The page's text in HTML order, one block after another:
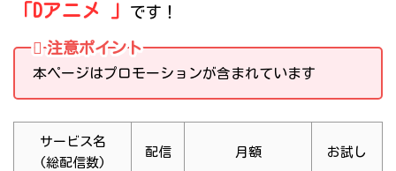
「Dアニメ 」 です！
注意ポイント
本ページはプロモーションが含まれています
サービス名
(総配信数)
配信 月額 お試し